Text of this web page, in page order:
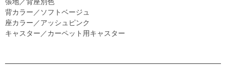
背カラー／ソフトベージュ
座カラー／アッシュピンク
キャスター／カーペット用キャスター